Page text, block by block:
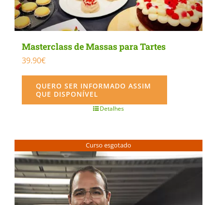
Masterclass de Massas para Tartes
39.90€
QUERO SER INFORMADO ASSIM
QUE DISPONÍVEL
Detalhes
Curso esgotado